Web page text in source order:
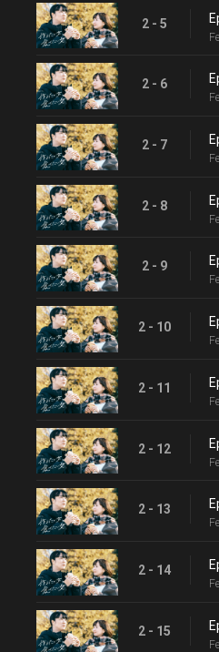
2 - 5
2 - 6
2 - 7
2 - 8
2 - 9
2 - 10
2 - 11
2 - 12
2 - 13
2 - 14
2 - 15